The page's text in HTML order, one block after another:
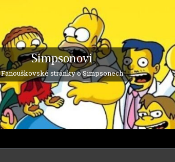
Simpsonovi
Fanouškovské stránky o Simpsonech